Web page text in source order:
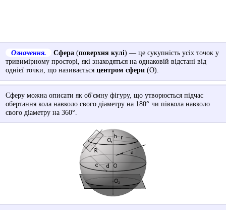
Означення. Сфера (поверхня кулі) — це сукупність усіх точок у
тривимірному просторі, які знаходяться на однаковій відстані від
однієї точки, що називається центром сфери(О).
Сферу можна описати як об'ємну фігуру, що утворюється підчас
обертання кола навколо свого діаметру на 180° чи півкола навколо
свого діаметру на 360°.